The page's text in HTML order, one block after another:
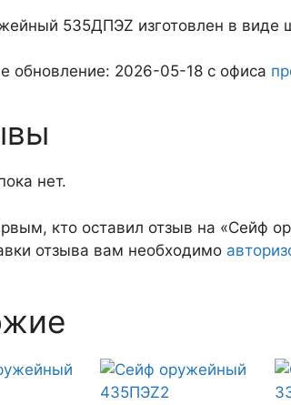
535ДПЭZ изготовлен в виде
обновление: 2026-05-18 с офиса
нет.
кто оставил отзыв на «Сейф
отзыва вам необходимо